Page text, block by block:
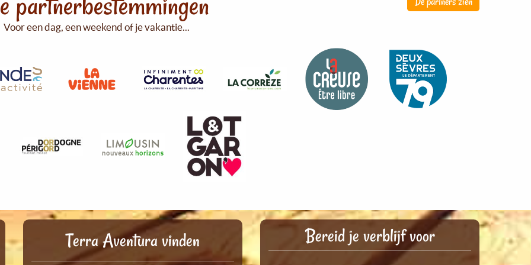
Voor een dag, een weekend of je vakantie...
Terra Aventura vinden Bereid je verblijf voor